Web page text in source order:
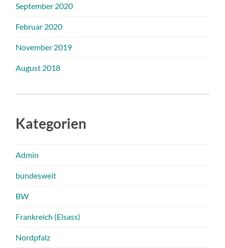
September 2020
Februar 2020
November 2019
August 2018
Kategorien
Admin
bundesweit
BW
Frankreich (Elsass)
Nordpfalz